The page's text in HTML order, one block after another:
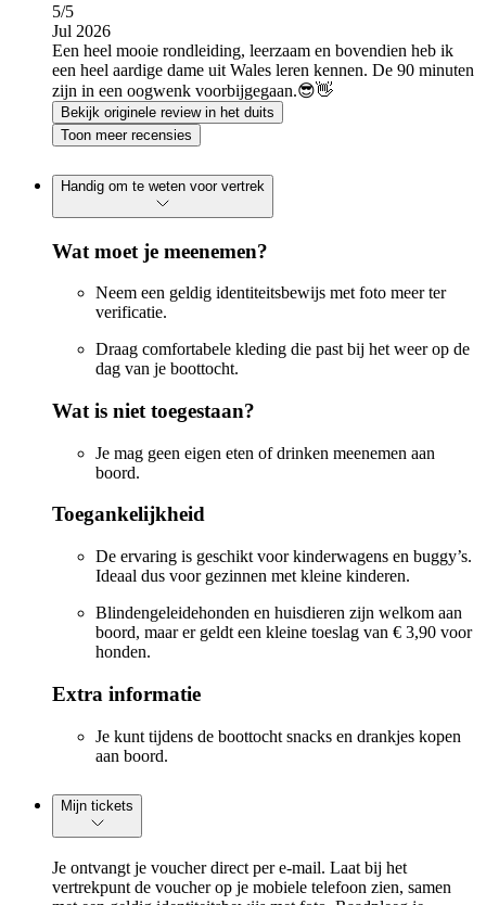
5/5
Jul 2026
Een heel mooie rondleiding, leerzaam en bovendien heb ik
een heel aardige dame uit Wales leren kennen. De 90 minuten
zijn in een oogwenk voorbijgegaan.😎👋
Bekijk originele review in het duits
Toon meer recensies
Handig om te weten voor vertrek
Wat moet je meenemen?
Neem een geldig identiteitsbewijs met foto meer ter
verificatie.
Draag comfortabele kleding die past bij het weer op de
dag van je boottocht.
Wat is niet toegestaan?
Je mag geen eigen eten of drinken meenemen aan
boord.
Toegankelijkheid
De ervaring is geschikt voor kinderwagens en buggy’s.
Ideaal dus voor gezinnen met kleine kinderen.
Blindengeleidehonden en huisdieren zijn welkom aan
boord, maar er geldt een kleine toeslag van € 3,90 voor
honden.
Extra informatie
Je kunt tijdens de boottocht snacks en drankjes kopen
aan boord.
Mijn tickets
Je ontvangt je voucher direct per e-mail. Laat bij het
vertrekpunt de voucher op je mobiele telefoon zien, samen